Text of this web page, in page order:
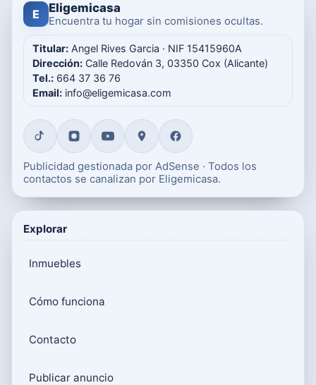
E Eligemicasa
Encuentra tu hogar sin comisiones ocultas.
Titular: Angel Rives Garcia · NIF 15415960A
Dirección: Calle Redován 3, 03350 Cox (Alicante)
Tel.: 664 37 36 76
Email: info@eligemicasa.com
Publicidad gestionada por AdSense · Todos los
contactos se canalizan por Eligemicasa.
Explorar
Inmuebles
Cómo funciona
Contacto
Publicar anuncio